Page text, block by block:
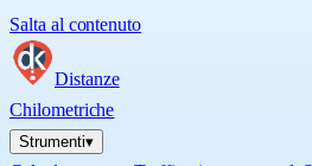
Salta al contenuto
Distanze
Chilometriche
Strumenti▾